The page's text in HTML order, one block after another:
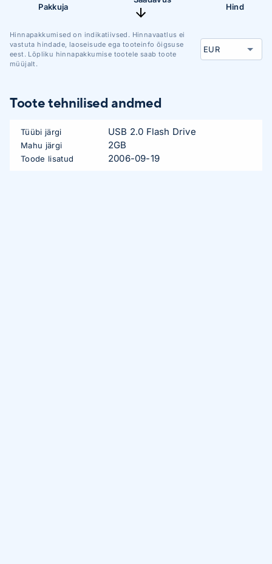
Pakkuja Hind
Hinnapakkumised on indikatiivsed. Hinnavaatlus ei
vastuta hindade, laoseisude ega tooteinfo õigsuse
eest. Lõpliku hinnapakkumise tootele saab toote
müüjalt.
Toote tehnilised andmed
Tüübi järgi USB 2.0 Flash Drive
Mahu järgi 2GB
Toode lisatud 2006-09-19